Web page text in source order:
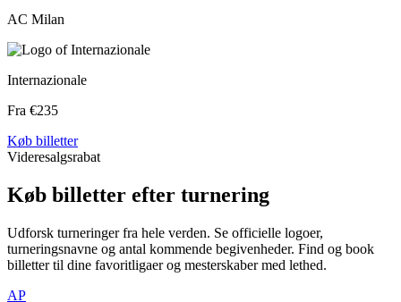
AC Milan
Internazionale
Fra €235
Køb billetter
Videresalgsrabat
Køb billetter efter turnering
Udforsk turneringer fra hele verden. Se officielle logoer,
turneringsnavne og antal kommende begivenheder. Find og book
billetter til dine favoritligaer og mesterskaber med lethed.
AP